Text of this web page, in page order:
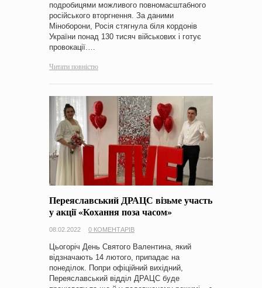
подробицями можливого повномасштабного
російського вторгнення. За даними
Міноборони, Росія стягнула біля кордонів
України понад 130 тисяч військових і готує
провокації.…
Читати повністю
Переяславський ДРАЦС візьме участь
у акції «Кохання поза часом»
08.02.2022 0 КОМЕНТАРІВ
Цьогоріч День Святого Валентина, який
відзначають 14 лютого, припадає на
понеділок. Попри офіційний вихідний,
Переяславський відділ ДРАЦС буде